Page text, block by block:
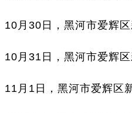
10月30日，黑河市爱辉
10月31日，黑河市爱辉
11月1日，黑河市爱辉区